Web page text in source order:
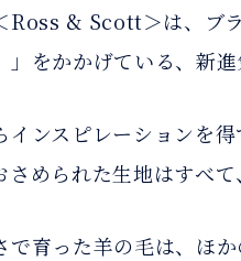
Ross & Scott＞は、
」をかかげている、新進
インスピレーションを
められた生地はすべ
で育った羊の毛は、ほ